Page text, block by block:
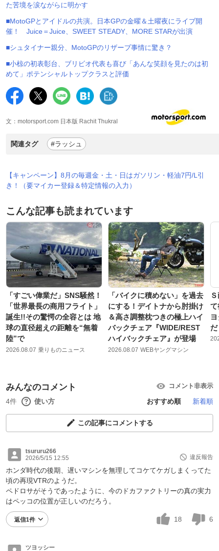
た苦境を涙ながらに明かす
■MotoGPとアイドルの共演。日本GPの金曜＆土曜夜にライブ開
催！ Juice＝Juice、SWEET STEADY、MORE STARが出演
■シュタイナー親分、MotoGPのリザーブ事情に驚き？
■小椋の初表彰台、ブリビオ代表も喜び「あんな笑顔を見たのは初
めて」ポテンシャルトップクラスと評価
文：motorsport.com 日本版 Rachit Thukral
関連タグ #ラッシュ
【キャンペーン】8月の毎週金・土・日はガソリン・軽油7円/L引
き！（要マイカー登録＆特定情報の入力）
こんな記事も読まれています
「すごい偉業だ」SNS騒然！
「世界最長の商用フライト」
誕生!!その驚愕の全容とは 地
球の直径超えの距離を“無着
陸”で
2026.08.07 乗りものニュース
「バイクに積めない」を過去
にする！デイトナから肘掛け
＆高さ調整枕つきの極上ハイ
バックチェア『WIDE/REST
ハイバックチェア』が登場
2026.08.07 WEBヤングマシン
みんなのコメント コメント非表示
4件 使い方 おすすめ順 新着順
この記事にコメントする
tsururu266
2026/5/15 12:55
違反報告
ホンダ時代の後期、遅いマシンを無理してコケてケガしまくってた
頃の再現VTRのようだ。
ペドロサがそうであったように、今のドカファクトリーの真の実力
はペッコの位置が正しいのだろう。
返信1件 18 6
ツヨッシー